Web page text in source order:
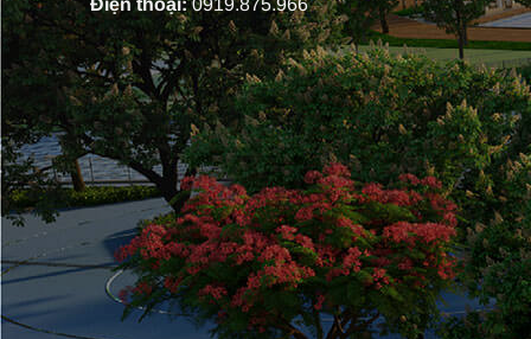
Điện thoại:0919.875.966